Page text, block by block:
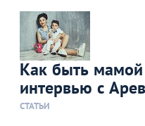
Как быть мамой
интервью с
СТАТЬИ